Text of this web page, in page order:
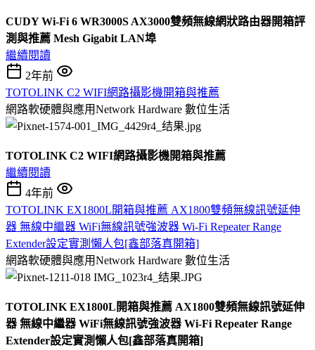
CUDY Wi-Fi 6 WR3000S AX3000雙頻無線網狀路由器開箱評
測與推薦 Mesh Gigabit LAN埠
繼續閱讀
2年前
TOTOLINK C2 WIFI網路攝影機開箱與推薦
網路軟硬體與應用Network Hardware 數位生活
TOTOLINK C2 WIFI網路攝影機開箱與推薦
繼續閱讀
4年前
TOTOLINK EX1800L開箱與推薦 AX1800雙頻無線訊號延伸
器 無線中繼器 WiFi無線訊號強波器 Wi-Fi Repeater Range
Extender設定實測懶人包[鑫部落真開箱]
網路軟硬體與應用Network Hardware 數位生活
TOTOLINK EX1800L開箱與推薦 AX1800雙頻無線訊號延伸
器 無線中繼器 WiFi無線訊號強波器 Wi-Fi Repeater Range
Extender設定實測懶人包[鑫部落真開箱]